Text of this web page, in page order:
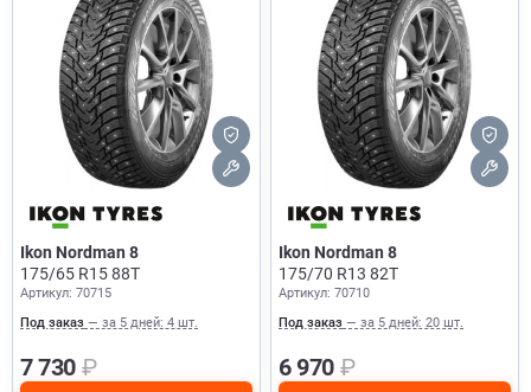
Ikon Nordman 8
175/65 R15 88T
Артикул: 70715
Под заказ — за 5 дней: 4 шт.
7 730 ₽
Ikon Nordman 8
175/70 R13 82T
Артикул: 70710
Под заказ — за 5 дней: 20 шт.
6 970 ₽